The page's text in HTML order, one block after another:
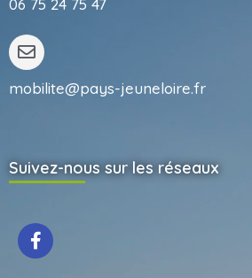
mobilite@pays-jeuneloire.fr
Suivez-nous sur les réseaux